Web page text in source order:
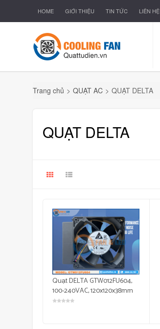
HOME GIỚI THIỆU TIN TỨC LIÊN HỆ
Trang chủ > QUẠT AC > QUẠT DELTA
QUẠT DELTA
Quạt DELTA GTW012FU604,
100-240VAC, 120x120x38mm